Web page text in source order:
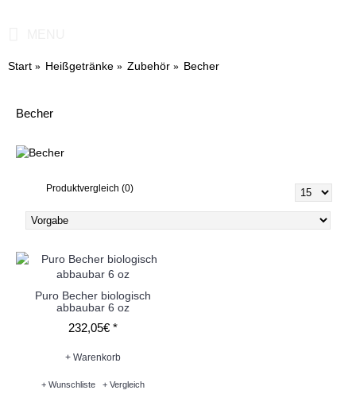
Start Heißgetränke Zubehör Becher
Becher
Produktvergleich (0)
Puro Becher biologisch
abbaubar 6 oz
232,05€ *
+ Warenkorb
+ Wunschliste + Vergleich